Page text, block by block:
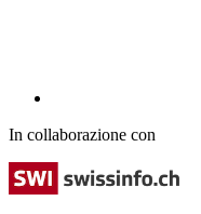
In collaborazione con